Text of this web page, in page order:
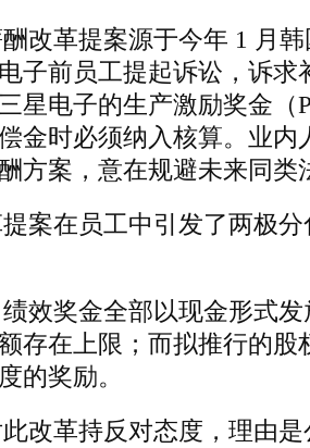
改革提案源于今年 1 月
子前员工提起诉讼，诉求
星电子的生产激励奖金（
金时必须纳入核算。业内
方案，意在规避未来同类
案在员工中引发了两极
效奖金全部以现金形式
存在上限；而拟推行的股
的奖励。
改革持反对态度，理由